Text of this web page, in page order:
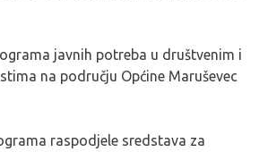
javnih potreba u društvenim i
na području Općine Maruševec
raspodjele sredstava za